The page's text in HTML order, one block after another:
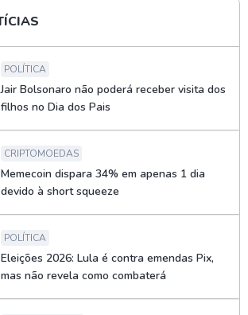
POLÍTICA
Jair Bolsonaro não poderá receber visita dos
filhos no Dia dos Pais
CRIPTOMOEDAS
Memecoin dispara 34% em apenas 1 dia
devido à short squeeze
POLÍTICA
Eleições 2026: Lula é contra emendas Pix,
mas não revela como combaterá